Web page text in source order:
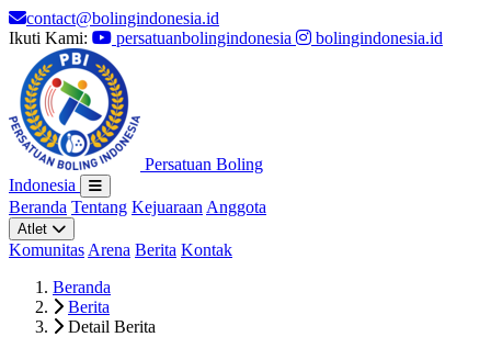
contact@bolingindonesia.id
Ikuti Kami:
persatuanbolingindonesia bolingindonesia.id
Persatuan Boling
Indonesia
Beranda Tentang Kejuaraan Anggota
Atlet
Komunitas Arena Berita Kontak
Beranda
Berita
Detail Berita